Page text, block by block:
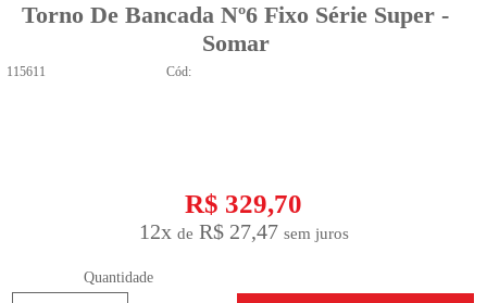
Torno De Bancada Nº6 Fixo Série Super -
Somar
Cód:
115611
R$ 329,70
12x R$ 27,47
Quantidade